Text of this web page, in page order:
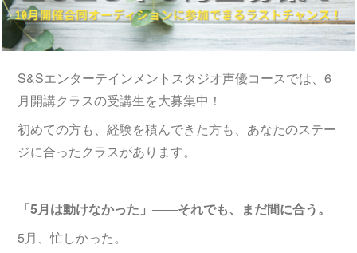
S&Sエンターテインメントスタジオ声優コースでは、6
月開講クラスの受講生を大募集中！
初めての方も、経験を積んできた方も、あなたのステー
ジに合ったクラスがあります。
「5月は動けなかった」——それでも、まだ間に合う。
5月、忙しかった。